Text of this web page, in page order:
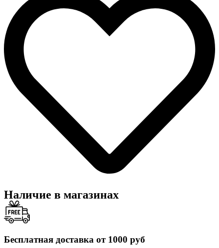
Наличие в магазинах
Бесплатная доставка от 1000 руб